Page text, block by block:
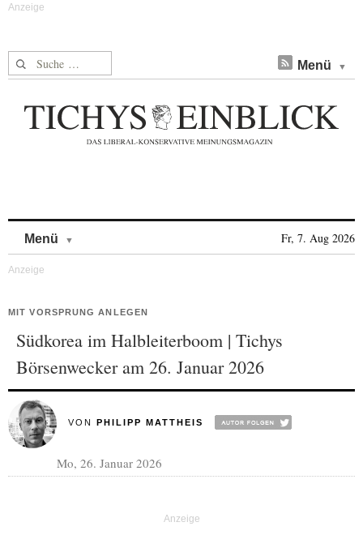
Suche nach: Menü
Menü Fr, 7. Aug 2026
MIT VORSPRUNG ANLEGEN
Südkorea im Halbleiterboom | Tichys
Börsenwecker am 26. Januar 2026
VON PHILIPP MATTHEIS
Mo, 26. Januar 2026